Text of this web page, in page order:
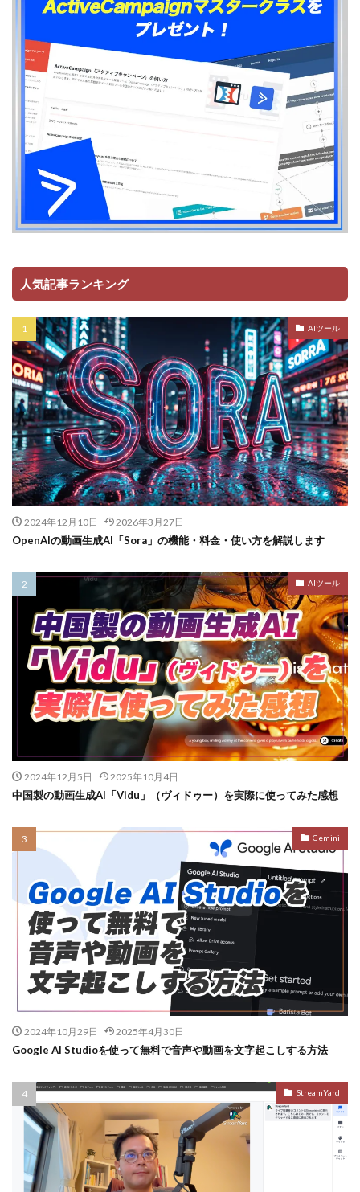
人気記事ランキング
AIツール
2024年12月10日 2026年3月27日
OpenAIの動画生成AI「Sora」の機能・料金・使い方を解説します
AIツール
2024年12月5日 2025年10月4日
中国製の動画生成AI「Vidu」（ヴィドゥー）を実際に使ってみた感想
Gemini
2024年10月29日 2025年4月30日
Google AI Studioを使って無料で音声や動画を文字起こしする方法
StreamYard